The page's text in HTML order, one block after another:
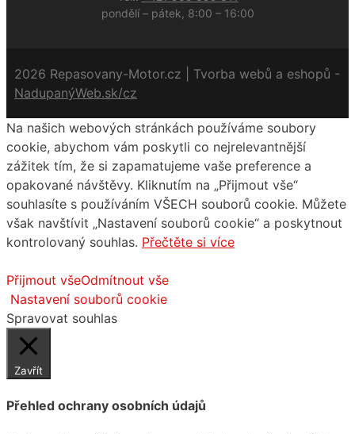
pondělí – pátek, 8:00 – 16:00
2026 Repasovany-Motor.cz | Tvorba webů a eshopů -
NadupanýWeb.sk/cz
Na našich webových stránkách používáme soubory
cookie, abychom vám poskytli co nejrelevantnější
zážitek tím, že si zapamatujeme vaše preference a
opakované návštěvy. Kliknutím na „Přijmout vše“
souhlasíte s používáním VŠECH souborů cookie. Můžete
však navštívit „Nastavení souborů cookie“ a poskytnout
kontrolovaný souhlas. Přečtěte si více
Přijmout všeOdmítnout vše
Nastavení souborů cookie
Spravovat souhlas
Zavřít
Přehled ochrany osobních údajů